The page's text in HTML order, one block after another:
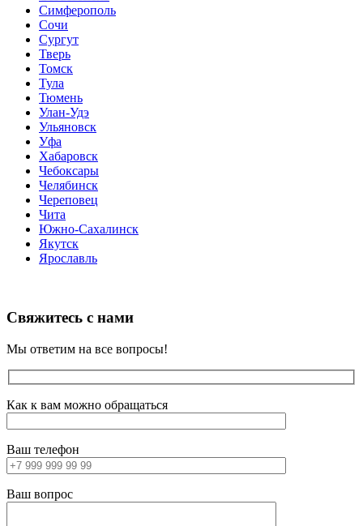
Симферополь
Сочи
Сургут
Тверь
Томск
Тула
Тюмень
Улан-Удэ
Ульяновск
Уфа
Хабаровск
Чебоксары
Челябинск
Череповец
Чита
Южно-Сахалинск
Якутск
Ярославль
Свяжитесь с нами
Мы ответим на все вопросы!
Как к вам можно обращаться
Ваш телефон
Ваш вопрос